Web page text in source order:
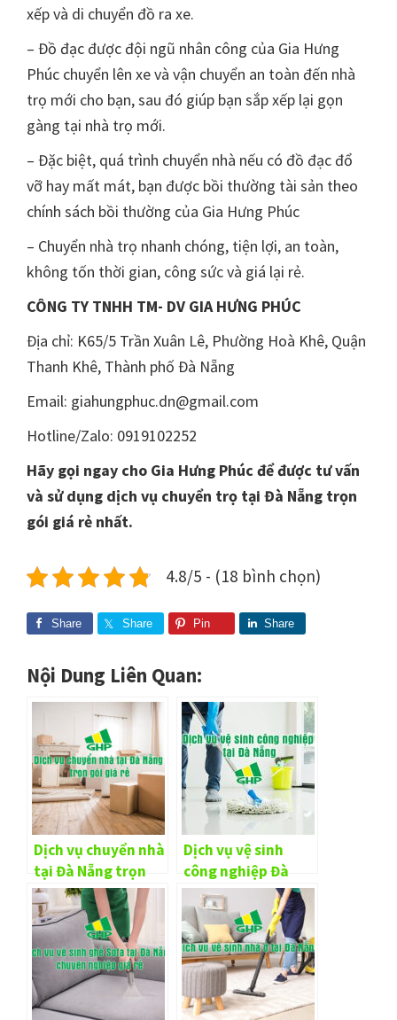
xếp và di chuyển đồ ra xe.
– Đồ đạc được đội ngũ nhân công của Gia Hưng
Phúc chuyển lên xe và vận chuyển an toàn đến nhà
trọ mới cho bạn, sau đó giúp bạn sắp xếp lại gọn
gàng tại nhà trọ mới.
– Đặc biệt, quá trình chuyển nhà nếu có đồ đạc đổ
vỡ hay mất mát, bạn được bồi thường tài sản theo
chính sách bồi thường của Gia Hưng Phúc
– Chuyển nhà trọ nhanh chóng, tiện lợi, an toàn,
không tốn thời gian, công sức và giá lại rẻ.
CÔNG TY TNHH TM- DV GIA HƯNG PHÚC
Địa chỉ: K65/5 Trần Xuân Lê, Phường Hoà Khê, Quận
Thanh Khê, Thành phố Đà Nẵng
Email: giahungphuc.dn@gmail.com
Hotline/Zalo: 0919102252
Hãy gọi ngay cho Gia Hưng Phúc để được tư vấn
và sử dụng dịch vụ chuyển trọ tại Đà Nẵng trọn
gói giá rẻ nhất.
4.8/5 - (18 bình chọn)
Share Share Pin Share
Nội Dung Liên Quan:
Dịch vụ chuyển nhà
tại Đà Nẵng trọn
gói giá rẻ
Dịch vụ vệ sinh
công nghiệp Đà
Nẵng trọn gói giá
rẻ